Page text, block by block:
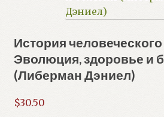
История человеческого
Эволюция, здоровье и
(Либерман Дэниел)
$30.50